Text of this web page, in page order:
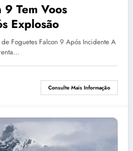
9 Tem Voos
Explosão
Foguetes Falcon 9 Após Incidente A
Consulte Mais Informação